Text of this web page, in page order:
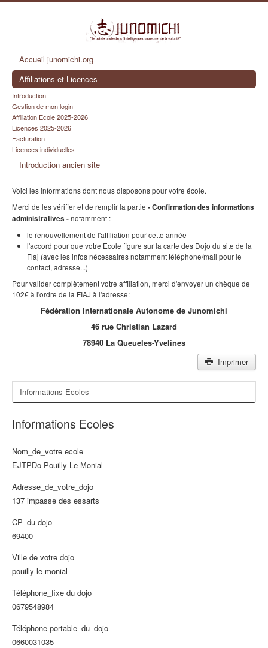
Accueil junomichi.org
Affiliations et Licences
Introduction
Gestion de mon login
Affiliation Ecole 2025-2026
Licences 2025-2026
Facturation
Licences individuelles
Introduction ancien site
Voici les informations dont nous disposons pour votre école.
Merci de les vérifier et de remplir la partie - Confirmation des informations
administratives -notamment :
le renouvellement de l'affiliation pour cette année
l'accord pour que votre Ecole figure sur la carte des Dojo du site de la
Fiaj (avec les infos nécessaires notamment téléphone/mail pour le
contact, adresse...)
Pour valider complètement votre affiliation, merci d'envoyer un chèque de
102€ à l'ordre de la FIAJ à l'adresse:
Fédération Internationale Autonome de Junomichi
46 rue Christian Lazard
78940 La Queueles-Yvelines
Imprimer
Informations Ecoles
Informations Ecoles
Nom_de_votre ecole
EJTPDo Pouilly Le Monial
Adresse_de_votre_dojo
137 impasse des essarts
CP_du dojo
69400
Ville de votre dojo
pouilly le monial
Téléphone_fixe du dojo
0679548984
Téléphone portable_du_dojo
0660031035